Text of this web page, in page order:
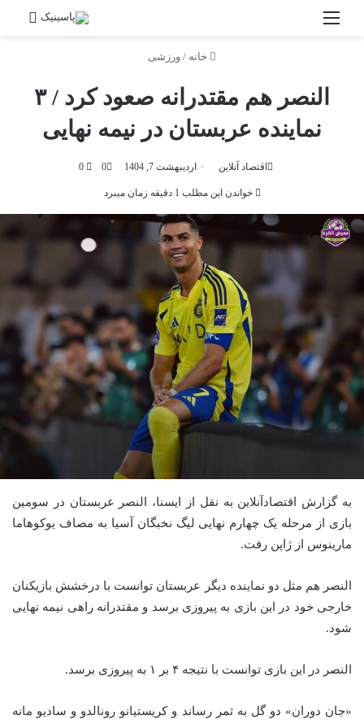
منو
خانه / ورزشی
النصر هم مقتدرانه صعود کرد / ۳
نماینده عربستان در نیمه نهایی
اقتصاد آنلاین اردیبهشت 7, 1404 0
خواندن این مطلب 1 دقیقه زمان میبرد
به گزارش اقتصادآنلاین به نقل از ایسنا، النصر عربستان در سومین
بازی از مرحله یک چهارم نهایی لیگ نخبگان آسیا به مصاف یوکوهاما
مارینوس از ژاپن رفت.
النصر هم مثل دو نماینده دیگر عربستان توانست با درخشش بازیکنان
خارجی خود در این بازی به پیروزی برسد و مقتدرانه راهی نیمه نهایی
شود.
النصر در این بازی توانست با نتیجه ۴ بر ۱ به پیروزی برسد.
«جان دوران» دو گل به ثمر رساند و کریستیانو رونالدو و سادیو مانه